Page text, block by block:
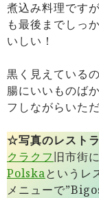
煮込み料理です
も最後までしっ
いしい！
黒く見えている
腸にいいものば
フしながらいた
☆写真のレスト
クラクフ旧市街
Polskaというレ
メニューで